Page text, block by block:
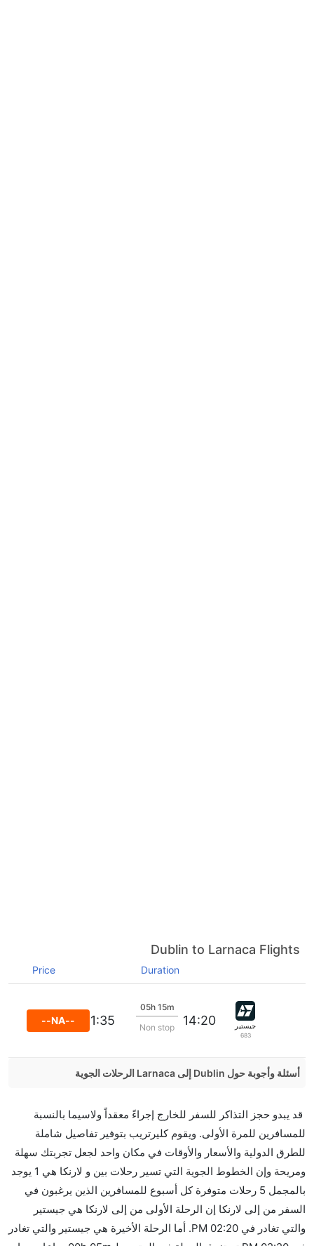
Dublin to Larnaca Flights
Duration
Price
جيستير
683
14:20
05h 15m
Non stop
21:35
--NA--
أسئلة وأجوبة حول Dublin إلى Larnaca الرحلات الجوية
رحلة مباشرة من إلىلارنكا مما تستغرقه الخطوط الجوية
الأخرى؟
نعم. توفر كل من Aegean Airlines أسرع رحلات الطيران
على هذا الطريق،
هل توفر شركات الطيران مساحة إضافية للنوم؟
كثير من خطوط طيران درجة رجال الأعمال توفر مساحة
إضافية للنوم.
قد يبدو حجز التذاكر للسفر للخارج إجراءً معقداً ولاسيما بالنسبة
للمسافرين للمرة الأولى. ويقوم كليرتريب بتوفير تفاصيل شاملة
للطرق الدولية والأسعار والأوقات في مكان واحد لجعل تجربتك سهلة
ومريحة وإن الخطوط الجوية التي تسير رحلات بين و لارنكا هي 1 يوجد
بالمجمل 5 رحلات متوفرة كل أسبوع للمسافرين الذين يرغبون في
السفر من إلى لارنكا إن الرحلة الأولى من إلى لارنكا هي جيستير
والتي تغادر في 02:20 PM. أما الرحلة الأخيرة هي جيستير والتي تغادر